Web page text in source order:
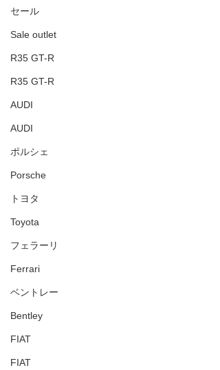
セール
Sale outlet
R35 GT-R
R35 GT-R
AUDI
AUDI
ポルシェ
Porsche
トヨタ
Toyota
フェラーリ
Ferrari
ベントレー
Bentley
FIAT
FIAT